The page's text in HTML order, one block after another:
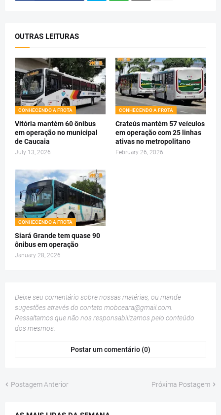
OUTRAS LEITURAS
CONHECENDO A FROTA
Vitória mantém 60 ônibus
em operação no municipal
de Caucaia
July 13, 2026
CONHECENDO A FROTA
Crateús mantém 57 veículos
em operação com 25 linhas
ativas no metropolitano
February 26, 2026
CONHECENDO A FROTA
Siará Grande tem quase 90
ônibus em operação
January 28, 2026
Deixe seu comentário sobre nossas matérias, ou mande
sugestões através do contato mobceara@gmail.com
Ressaltamos que não nos responsabilizamos pelo conteúdo
dos mesmos.
Postar um comentário (0)
Postagem Anterior Próxima Postagem